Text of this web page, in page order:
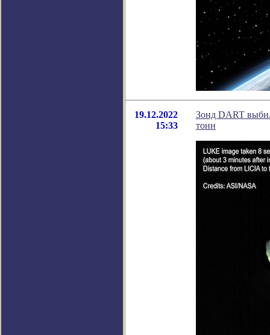
19.12.2022
15:33
Зонд DART
тонн